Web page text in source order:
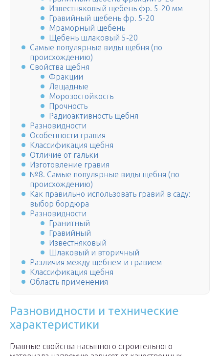
Известняковый щебень фр. 5-20 мм
Гравийный щебень фр. 5-20
Мраморный щебень
Щебень шлаковый 5-20
Самые популярные виды щебня (по
происхождению)
Свойства щебня
Фракции
Лещадные
Морозостойкость
Прочность
Радиоактивность щебня
Разновидности
Особенности гравия
Классификация щебня
Отличие от гальки
Изготовление гравия
№8. Самые популярные виды щебня (по
происхождению)
Как правильно использовать гравий в саду:
выбор бордюра
Разновидности
Гранитный
Гравийный
Известняковый
Шлаковый и вторичный
Различия между щебнем и гравием
Классификация щебня
Область применения
Разновидности и технические
характеристики
Главные свойства насыпного строительного